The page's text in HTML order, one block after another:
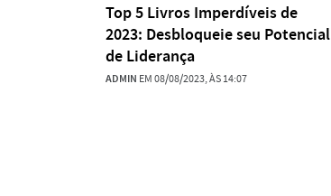
Top 5 Livros Imperdíveis de
2023: Desbloqueie seu Potencial
de Liderança
ADMIN EM 08/08/2023, ÀS 14:07